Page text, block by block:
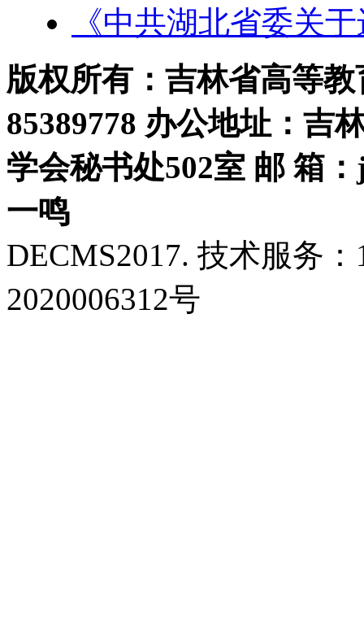
《中共湖北省委关
版权所有：吉林省高等
85389778 办公地址：吉
学会秘书处502室 邮 箱
一鸣
DECMS2017. 技术服务
2020006312号